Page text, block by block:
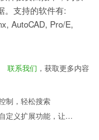
。支持的软件有:
AutoCAD, Pro/E,
联系我们 ，获取更多内容
制，轻松搜索
标题：Adams许可管理自定义扩展功能，让企业自主掌控许可证管理